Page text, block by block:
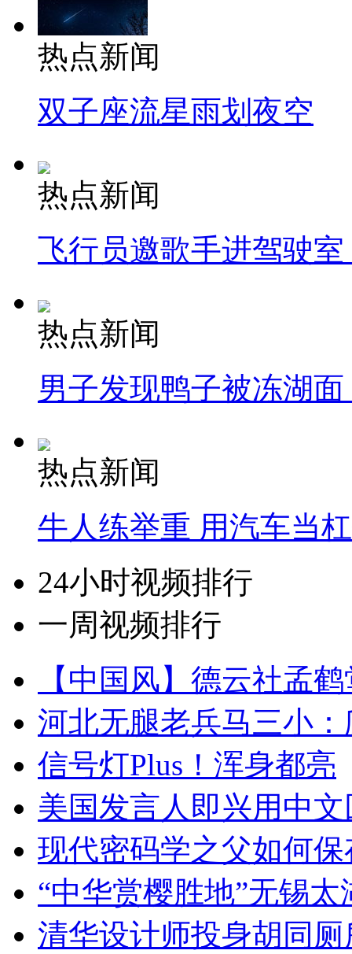
热点新闻
双子座流星雨划夜空
热点新闻
飞行员邀歌手进驾驶
热点新闻
男子发现鸭子被冻湖
热点新闻
牛人练举重 用汽车当
24小时视频排行
一周视频排行
【中国风】德云社孟
河北无腿老兵马三小
信号灯Plus！浑身都亮
美国发言人即兴用中
现代密码学之父如何
“中华赏樱胜地”无锡
清华设计师投身胡同